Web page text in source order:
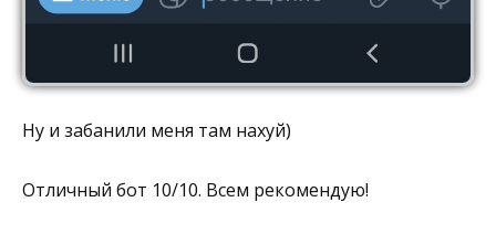
Ну и забанили меня там нахуй)
Отличный бот 10/10. Всем рекомендую!